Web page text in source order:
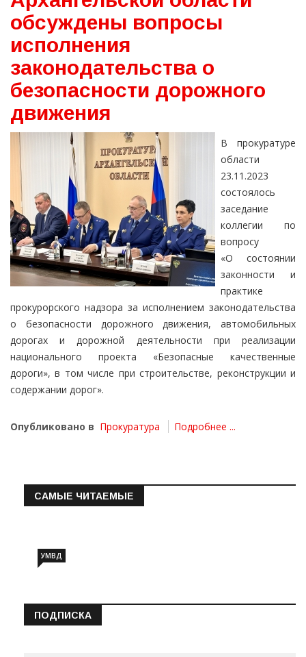
обсуждены вопросы
исполнения
законодательства о
безопасности дорожного
движения
В прокуратуре
области
23.11.2023
состоялось
заседание
коллегии по
вопросу
«О состоянии
законности и
практике
прокурорского надзора за исполнением законодательства
о безопасности дорожного движения, автомобильных
дорогах и дорожной деятельности при реализации
национального проекта «Безопасные качественные
дороги», в том числе при строительстве, реконструкции и
содержании дорог».
Опубликовано в Прокуратура Подробнее ...
САМЫЕ ЧИТАЕМЫЕ
УМВД
ПОДПИСКА